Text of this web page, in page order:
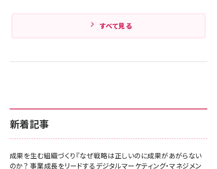
新着記事
成果を生む組織づくり『なぜ戦略は正しいのに成果があがらない
のか？ 事業成長をリードするデジタルマーケティング・マネジメン
すべて見る